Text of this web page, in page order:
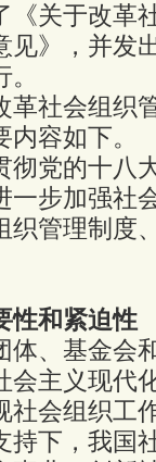
《关于改革
见》，并发
社会组织管
容如下。
党的十八大
一步加强社
织管理制度
性和紧迫性
、基金会和
会主义现代
社会组织工
持下，我国